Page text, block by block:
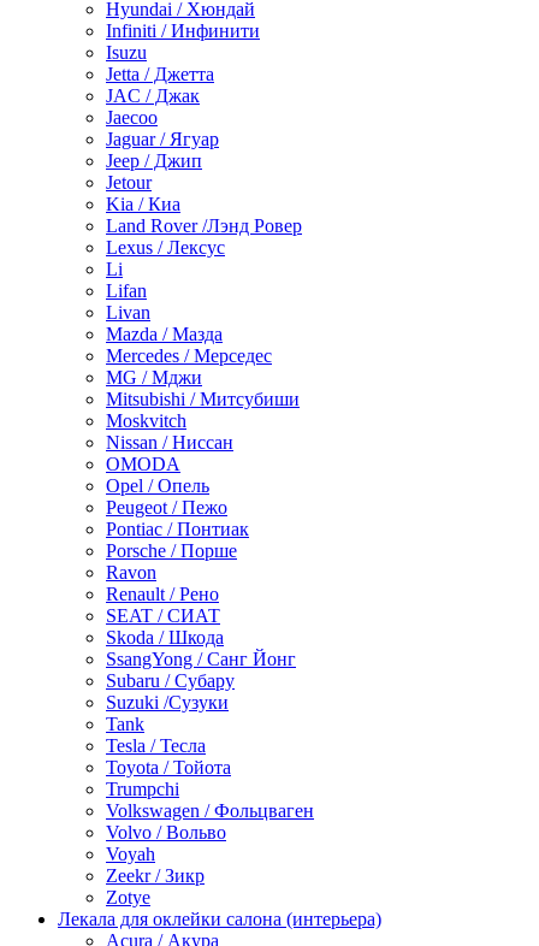
Hyundai / Хюндай
Infiniti / Инфинити
Isuzu
Jetta / Джетта
JAC / Джак
Jaecoo
Jaguar / Ягуар
Jeep / Джип
Jetour
Kia / Киа
Land Rover /Лэнд Ровер
Lexus / Лексус
Li
Lifan
Livan
Mazda / Мазда
Mercedes / Мерседес
MG / Мджи
Mitsubishi / Митсубиши
Moskvitch
Nissan / Ниссан
OMODA
Opel / Опель
Peugeot / Пежо
Pontiac / Понтиак
Porsche / Порше
Ravon
Renault / Рено
SEAT / СИАТ
Skoda / Шкода
SsangYong / Санг Йонг
Subaru / Субару
Suzuki /Сузуки
Tank
Tesla / Тесла
Toyota / Тойота
Trumpchi
Volkswagen / Фольцваген
Volvo / Вольво
Voyah
Zeekr / Зикр
Zotye
Лекала для оклейки салона (интерьера)
Acura / Акура